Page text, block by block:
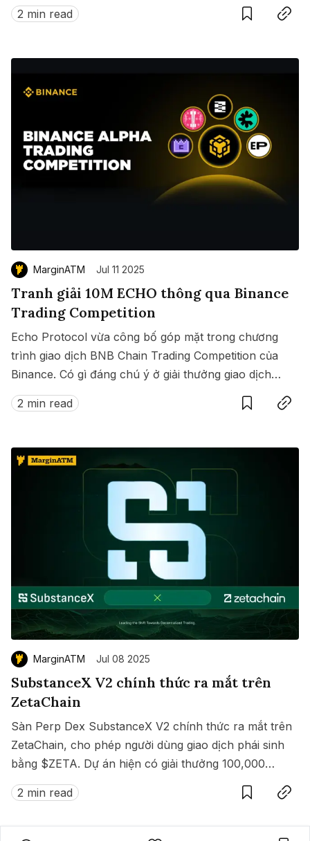
Nam.
2 min read
MarginATM Jul 11 2025
Tranh giải 10M ECHO thông qua Binance
Trading Competition
Echo Protocol vừa công bố góp mặt trong chương
trình giao dịch BNB Chain Trading Competition của
Binance. Có gì đáng chú ý ở giải thưởng giao dịch
này?
2 min read
SaveCopy link
MarginATM Jul 08 2025
SubstanceX V2 chính thức ra mắt trên
ZetaChain
Sàn Perp Dex SubstanceX V2 chính thức ra mắt trên
ZetaChain, cho phép người dùng giao dịch phái sinh
bằng $ZETA. Dự án hiện có giải thưởng 100,000
$ZETA diễn ra từ 8 đến 15/07/2025.
2 min read
SaveCopy link